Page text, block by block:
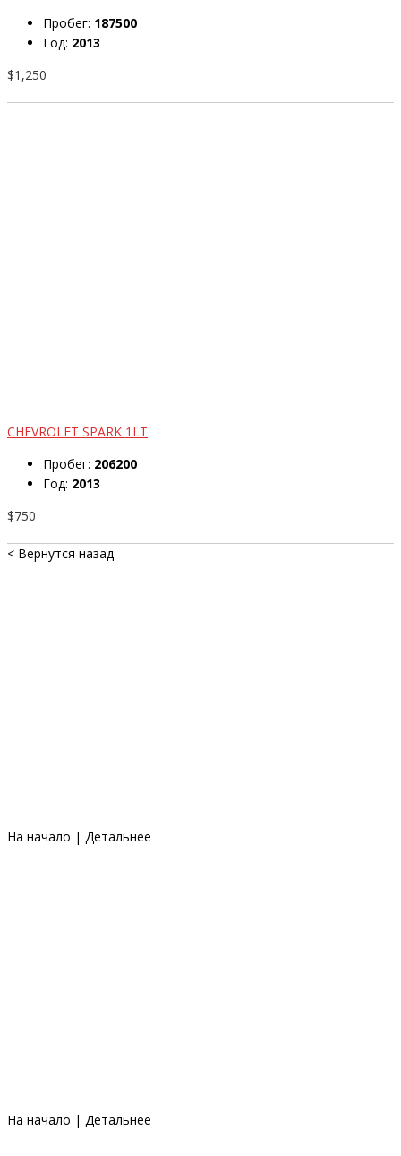
Пробег: 187500
Год: 2013
$1,250
CHEVROLET SPARK 1LT
Пробег: 206200
Год: 2013
$750
< Вернутся назад
На начало | Детальнее
На начало | Детальнее